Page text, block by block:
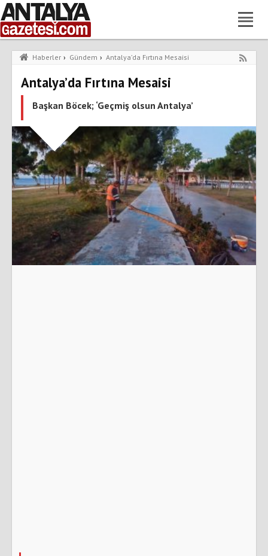
Haberler › Gündem › Antalya’da Fırtına Mesaisi
Antalya’da Fırtına Mesaisi
Başkan Böcek; ‘Geçmiş olsun Antalya’